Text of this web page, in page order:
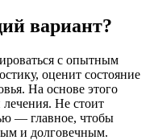
вариант?
с опытным
оценит состояние
На основе этого
Не стоит
— главное, чтобы
и долговечным.